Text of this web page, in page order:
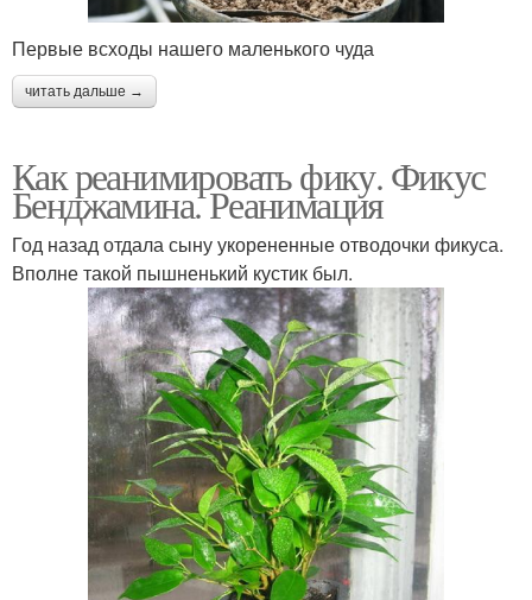
Первые всходы нашего маленького чуда
читать дальше →
Как реанимировать фику. Фикус
Бенджамина. Реанимация
Год назад отдала сыну укорененные отводочки фикуса.
Вполне такой пышненький кустик был.